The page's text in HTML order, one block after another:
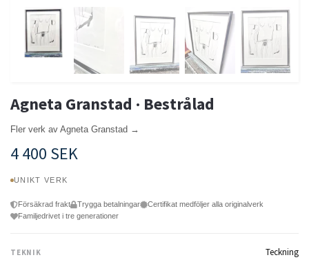
Agneta Granstad · Bestrålad
Fler verk av Agneta Granstad →
4 400 SEK
UNIKT VERK
Försäkrad frakt Trygga betalningar
Certifikat medföljer alla originalverk
Familjedrivet i tre generationer
TEKNIK Teckning